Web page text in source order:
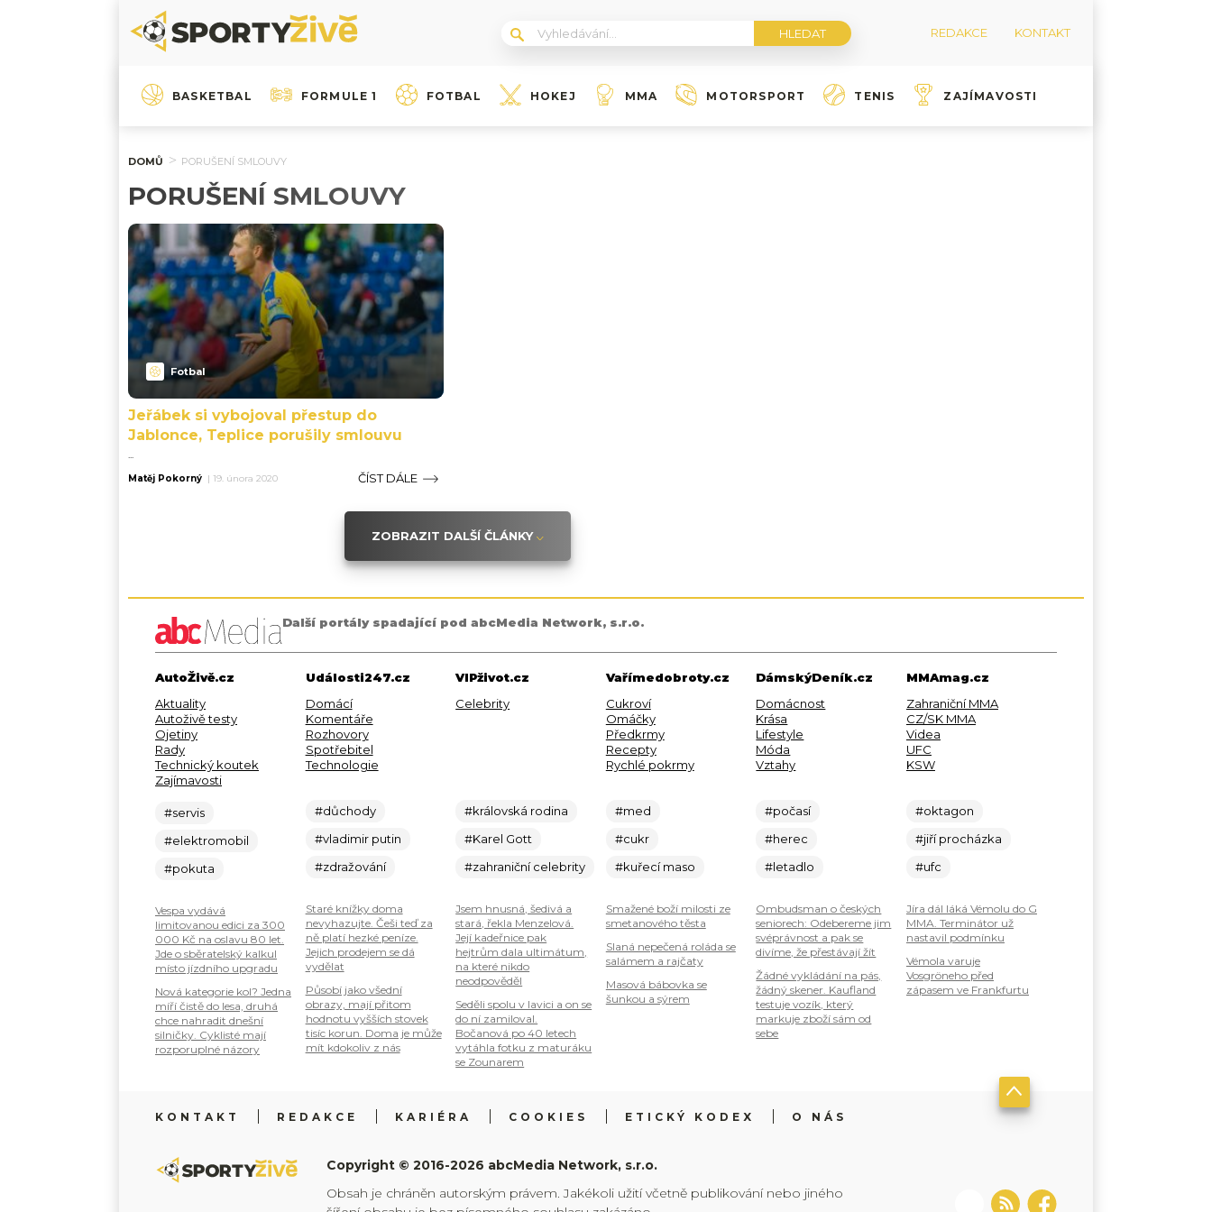
REDAKCE KONTAKT
BASKETBAL FORMULE 1 FOTBAL HOKEJ MMA MOTORSPORT TENIS ZAJÍMAVOSTI
DOMŮ PORUŠENÍ SMLOUVY
PORUŠENÍ SMLOUVY
Fotbal
Jeřábek si vybojoval přestup do
Jablonce, Teplice porušily smlouvu
...
Matěj Pokorný | 19. února 2020 ČÍST DÁLE
ZOBRAZIT DALŠÍ ČLÁNKY
Další portály spadající pod abcMedia Network, s.r.o.
AutoŽivě.cz
Aktuality
Autoživě testy
Ojetiny
Rady
Technický koutek
Zajímavosti
#servis
#elektromobil
#pokuta
Vespa vydává
limitovanou edici za 300
000 Kč na oslavu 80 let.
Jde o sběratelský kalkul
místo jízdního upgradu
Nová kategorie kol? Jedna
míří čistě do lesa, druhá
chce nahradit dnešní
silničky. Cyklisté mají
rozporuplné názory
Události247.cz
Domácí
Komentáře
Rozhovory
Spotřebitel
Technologie
#důchody
#vladimir putin
#zdražování
Staré knížky doma
nevyhazujte. Češi teď za
ně platí hezké peníze.
Jejich prodejem se dá
vydělat
Působí jako všední
obrazy, mají přitom
hodnotu vyšších stovek
tisíc korun. Doma je může
mít kdokoliv z nás
VIPživot.cz
Celebrity
#královská rodina
#Karel Gott
#zahraniční celebrity
Jsem hnusná, šedivá a
stará, řekla Menzelová.
Její kadeřnice pak
hejtrům dala ultimátum,
na které nikdo
neodpověděl
Seděli spolu v lavici a on se
do ní zamiloval.
Bočanová po 40 letech
vytáhla fotku z maturáku
se Zounarem
Vařímedobroty.cz
Cukroví
Omáčky
Předkrmy
Recepty
Rychlé pokrmy
#med
#cukr
#kuřecí maso
Smažené boží milosti ze
smetanového těsta
Slaná nepečená roláda se
salámem a rajčaty
Masová bábovka se
šunkou a sýrem
DámskýDeník.cz
Domácnost
Krása
Lifestyle
Móda
Vztahy
#počasí
#herec
#letadlo
Ombudsman o českých
seniorech: Odebereme jim
svéprávnost a pak se
divíme, že přestávají žít
Žádné vykládání na pás,
žádný skener. Kaufland
testuje vozík, který
markuje zboží sám od
sebe
MMAmag.cz
Zahraniční MMA
CZ/SK MMA
Videa
UFC
KSW
#oktagon
#jiří procházka
#ufc
Jíra dál láká Vémolu do G
MMA. Terminátor už
nastavil podmínku
Vémola varuje
Vosgröneho před
zápasem ve Frankfurtu
KONTAKT REDAKCE KARIÉRA COOKIES ETICKÝ KODEX O NÁS
Copyright © 2016-2026 abcMedia Network, s.r.o.
Obsah je chráněn autorským právem. Jakékoli užití včetně publikování nebo jiného